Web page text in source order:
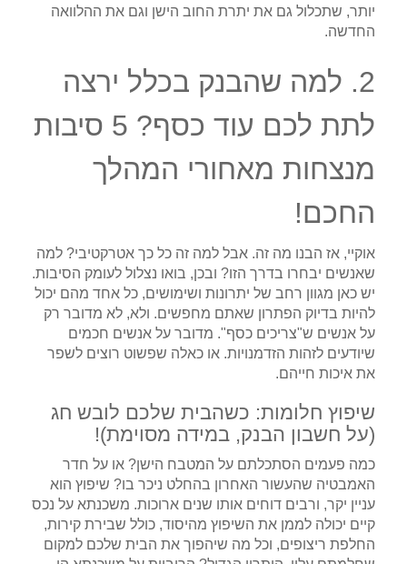
יותר, שתכלול גם את יתרת החוב הישן וגם את ההלוואה
החדשה.
2. למה שהבנק בכלל ירצה
לתת לכם עוד כסף? 5 סיבות
מנצחות מאחורי המהלך
החכם!
אוקיי, אז הבנו מה זה. אבל למה זה כל כך אטרקטיבי? למה
שאנשים יבחרו בדרך הזו? ובכן, בואו נצלול לעומק הסיבות.
יש כאן מגוון רחב של יתרונות ושימושים, כל אחד מהם יכול
להיות בדיוק הפתרון שאתם מחפשים. ולא, לא מדובר רק
על אנשים ש"צריכים כסף". מדובר על אנשים חכמים
שיודעים לזהות הזדמנויות. או כאלה שפשוט רוצים לשפר
את איכות חייהם.
שיפוץ חלומות: כשהבית שלכם לובש חג
(על חשבון הבנק, במידה מסוימת)!
כמה פעמים הסתכלתם על המטבח הישן? או על חדר
האמבטיה שהעשור האחרון בהחלט ניכר בו? שיפוץ הוא
עניין יקר, ורבים דוחים אותו שנים ארוכות. משכנתא על נכס
קיים יכולה לממן את השיפוץ מהיסוד, כולל שבירת קירות,
החלפת ריצופים, וכל מה שיהפוך את הבית שלכם למקום